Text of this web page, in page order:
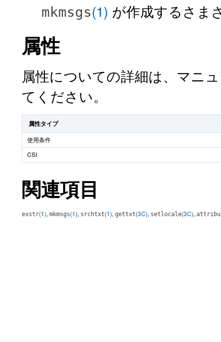
mkmsgs(1) が作成するさま
属性
属性についての詳細は、マニ
てください。
属性タイプ
使用条件
CSI
関連項目
exstr(1), mkmsgs(1), srchtxt(1), gettxt(3C), setlocale(3C),